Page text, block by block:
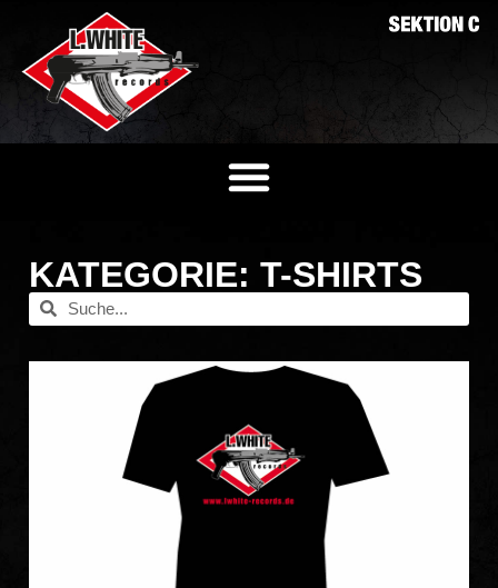
KATEGORIE: T-SHIRTS